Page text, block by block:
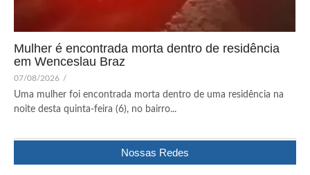
Mulher é encontrada morta dentro de residência
em Wenceslau Braz
07/08/2026 /
Uma mulher foi encontrada morta dentro de uma residência na
noite desta quinta-feira (6), no bairro...
Nossas Redes